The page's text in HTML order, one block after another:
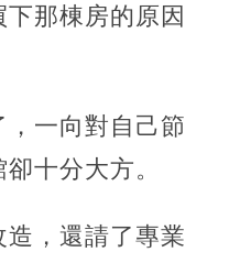
那棟房的原因
一向對自己節
十分大方。
，還請了專業